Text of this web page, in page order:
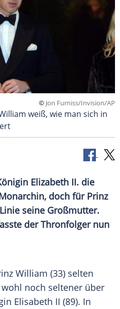
© Jon Furniss/Invision/AP
weiß, wie man sich in
Elizabeth II. die
doch für Prinz
seine Großmutter.
der Thronfolger nun
William (33) selten
noch seltener über
Elisabeth II (89). In